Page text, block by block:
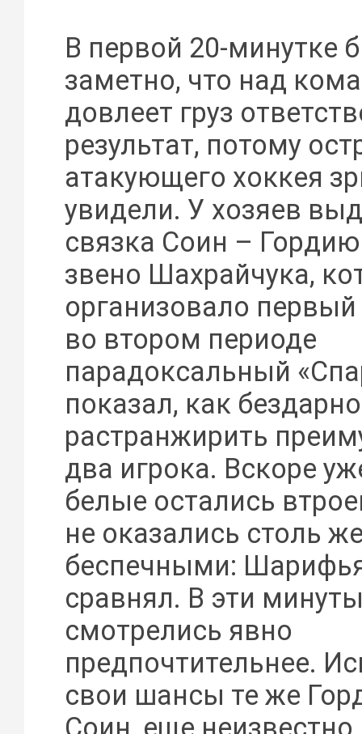
В первой 20-минутке
заметно, что над
довлеет груз
результат, потому
атакующего хоккея
увидели. У хозяев
связка Соин –
звено Шахрайчука,
организовало
во втором периоде
парадоксальный
показал, как
растранжирить
два игрока. Вскоре
белые остались
не оказались столь
беспечными:
сравнял. В эти
смотрелись явно
предпочтительнее.
свои шансы те же
Соин, еще